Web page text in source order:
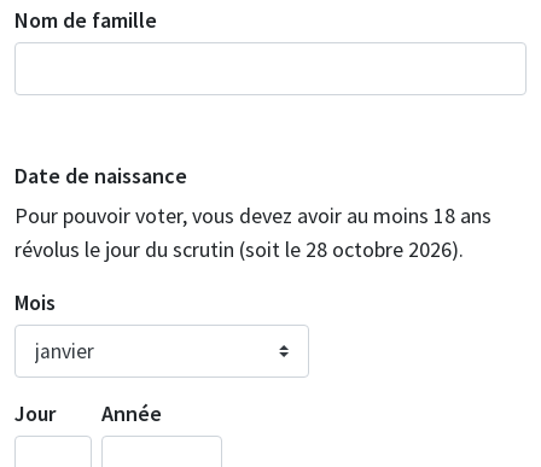
Nom de famille
Date de naissance
Pour pouvoir voter, vous devez avoir au moins 18 ans
révolus le jour du scrutin (soit le 28 octobre 2026).
Mois
Jour Année